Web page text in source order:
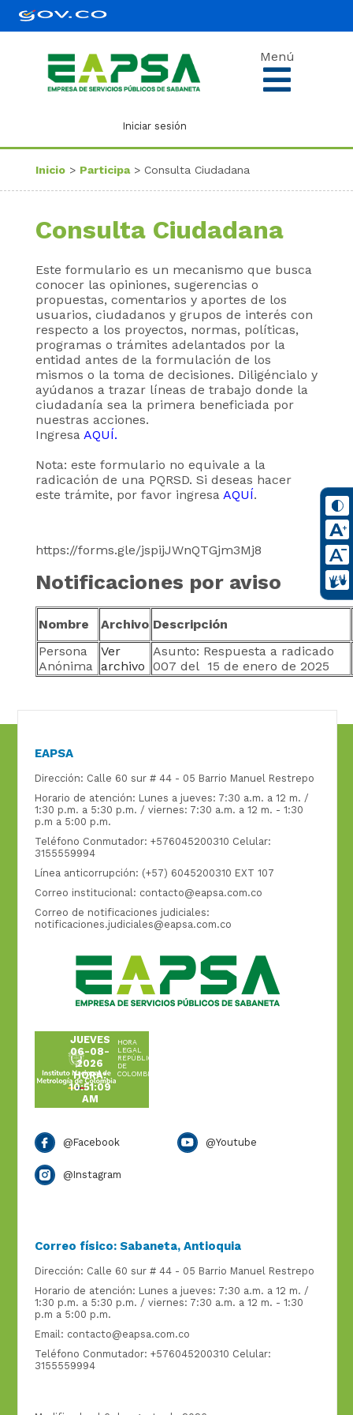
Menú
Iniciar sesión
Inicio> Participa> Consulta Ciudadana
Consulta Ciudadana
Este formulario es un mecanismo que busca
conocer las opiniones, sugerencias o
propuestas, comentarios y aportes de los
usuarios, ciudadanos y grupos de interés con
respecto a los proyectos, normas, políticas,
programas o trámites adelantados por la
entidad antes de la formulación de los
mismos o la toma de decisiones. Diligéncialo y
ayúdanos a trazar líneas de trabajo donde la
ciudadanía sea la primera beneficiada por
nuestras acciones.
Ingresa AQUÍ.
Nota: este formulario no equivale a la
radicación de una PQRSD. Si deseas hacer
este trámite, por favor ingresa AQUÍ.
https://forms.gle/jspijJWnQTGjm3Mj8
Notificaciones por aviso
Nombre Archivo Descripción
Persona
Anónima
Ver
archivo
Asunto: Respuesta a radicado
007 del 15 de enero de 2025
EAPSA
Dirección: Calle 60 sur # 44 - 05 Barrio Manuel Restrepo
Horario de atención: Lunes a jueves: 7:30 a.m. a 12 m. /
1:30 p.m. a 5:30 p.m. / viernes: 7:30 a.m. a 12 m. - 1:30
p.m a 5:00 p.m.
Teléfono Conmutador: +576045200310 Celular:
3155559994
Línea anticorrupción: (+57) 6045200310 EXT 107
Correo institucional: contacto@eapsa.com.co
Correo de notificaciones judiciales:
notificaciones.judiciales@eapsa.com.co
JUEVES
06-08-
2026
HORA:
10:51:09
AM
HORA
LEGAL
REPÚBLICA
DE
COLOMBIA
@Facebook @Youtube
@Instagram
Correo físico: Sabaneta, Antioquia
Dirección: Calle 60 sur # 44 - 05 Barrio Manuel Restrepo
Horario de atención: Lunes a jueves: 7:30 a.m. a 12 m. /
1:30 p.m. a 5:30 p.m. / viernes: 7:30 a.m. a 12 m. - 1:30
p.m a 5:00 p.m.
Email: contacto@eapsa.com.co
Teléfono Conmutador: +576045200310 Celular:
3155559994